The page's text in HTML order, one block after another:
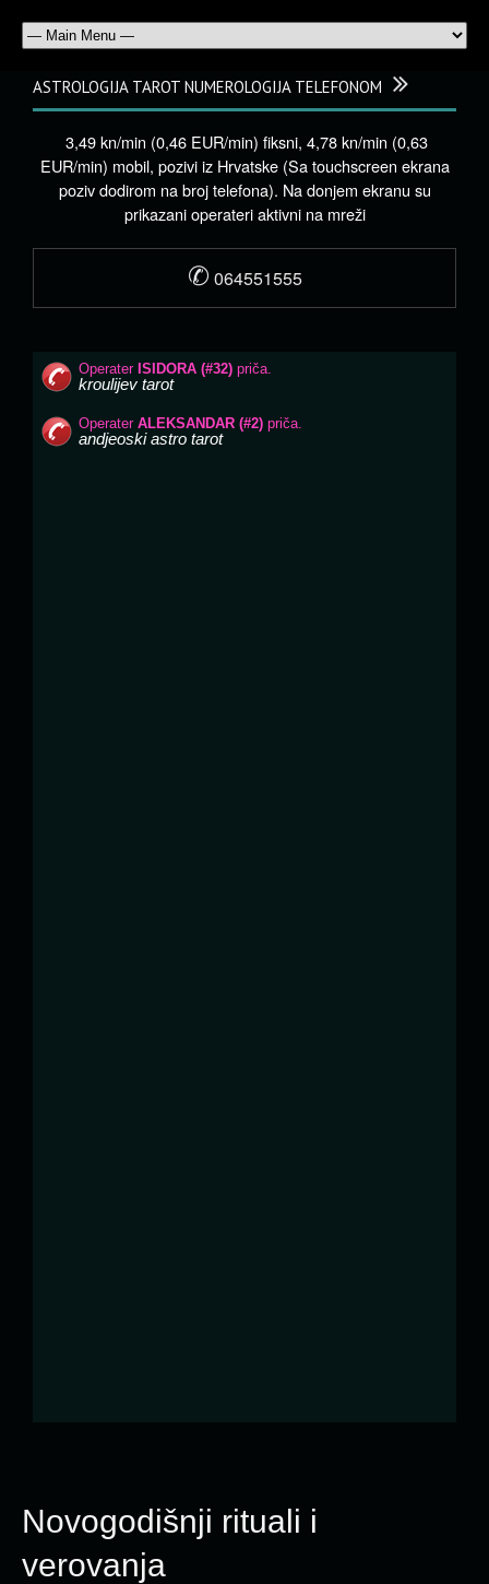
Novogodišnji rituali i
verovanja
ASTROLOGIJA TAROT NUMEROLOGIJA TELEFONOM
3,49 kn/min (0,46 EUR/min) fiksni, 4,78 kn/min (0,63
EUR/min) mobil, pozivi iz Hrvatske (Sa touchscreen ekrana
poziv dodirom na broj telefona). Na donjem ekranu su
prikazani operateri aktivni na mreži
✆ 064551555